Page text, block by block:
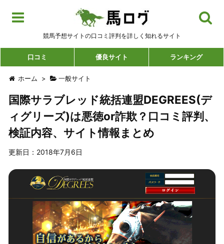
競馬予想サイトの口コミ評判を詳しく知れるサイト
口コミ 優良サイト ランキング
ホーム > 一般サイト
国際サラブレッド統括連盟DEGREES(デ
ィグリーズ)は悪徳or詐欺？口コミ評判、
検証内容、サイト情報まとめ
更新日：2018年7月6日